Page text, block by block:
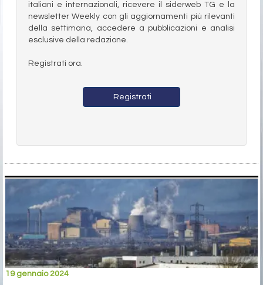
italiani e internazionali, ricevere il siderweb TG e la
newsletter Weekly con gli aggiornamenti più rilevanti
della settimana, accedere a pubblicazioni e analisi
esclusive della redazione.
Registrati ora.
Registrati
19 gennaio 2024